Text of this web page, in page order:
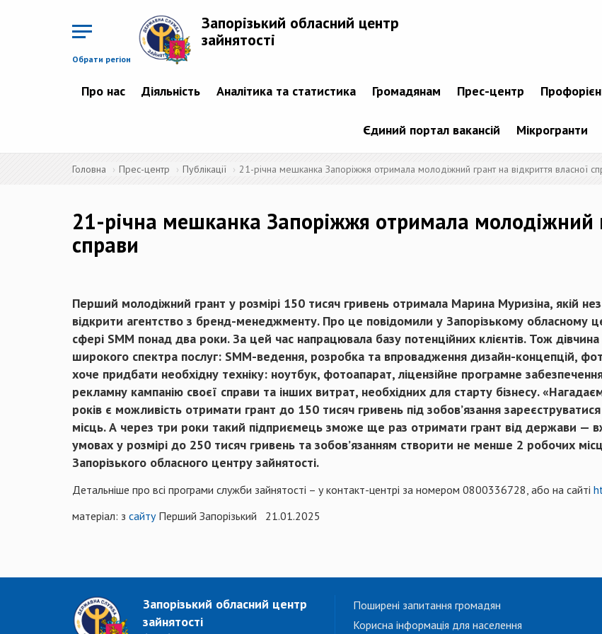
Обрати регіон
Запорізький обласний центр
зайнятості
Про нас Діяльність Аналітика та статистика Громадянам Прес-центр
Єдиний портал вакансій Мікрогранти
Головна Прес-центр Публікації 21-річна мешканка Запоріжжя отримала молодіжний грант на відкриття власної
21-річна мешканка Запоріжжя отримала молодіжний
справи
Перший молодіжний грант у розмірі 150 тисяч гривень отримала Марина Муризіна, якій
відкрити агентство з бренд-менеджменту. Про це повідомили у Запорізькому обласному
сфері SMM понад два роки. За цей час напрацювала базу потенційних клієнтів. Тож
широкого спектра послуг: SMM-ведення, розробка та впровадження дизайн-концепцій,
хоче придбати необхідну техніку: ноутбук, фотоапарат, ліцензійне програмне
рекламну кампанію своєї справи та інших витрат, необхідних для старту бізнесу.
років є можливість отримати грант до 150 тисяч гривень під зобов’язання
місць. А через три роки такий підприємець зможе ще раз отримати грант від держави —
умовах у розмірі до 250 тисяч гривень та зобов’язанням створити не менше 2 робочих
Запорізького обласного центру зайнятості.
Детальніше про всі програми служби зайнятості – у контакт-центрі за номером 0800336728, або на сайті
матеріал: з сайтуПерший Запорізький 21.01.2025
Запорізький обласний центр
зайнятості
Поширені запитання громадян
Корисна інформація для населення